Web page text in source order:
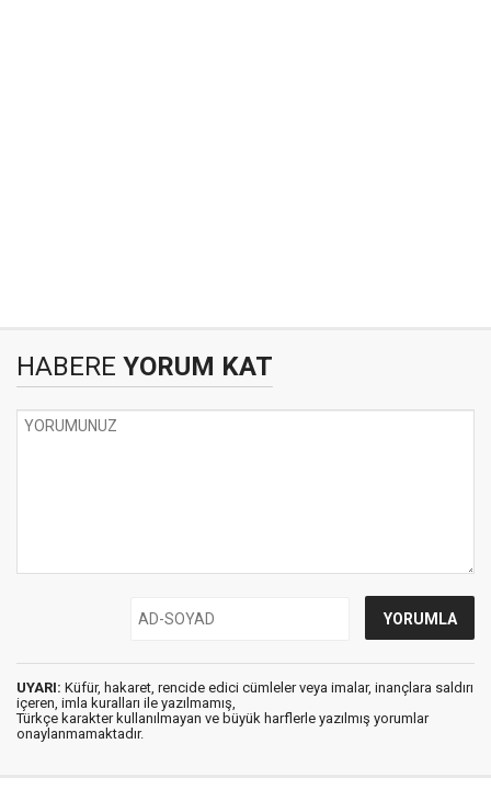
HABERE YORUM KAT
UYARI: Küfür, hakaret, rencide edici cümleler veya imalar, inançlara saldırı
içeren, imla kuralları ile yazılmamış,
Türkçe karakter kullanılmayan ve büyük harflerle yazılmış yorumlar
onaylanmamaktadır.